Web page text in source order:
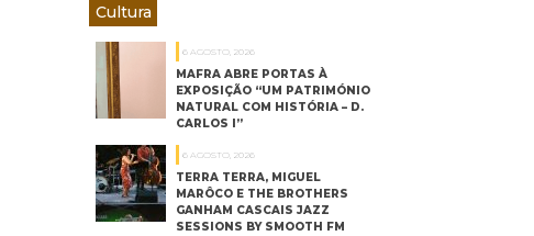
Cultura
6 AGOSTO, 2026
MAFRA ABRE PORTAS À
EXPOSIÇÃO “UM PATRIMÓNIO
NATURAL COM HISTÓRIA – D.
CARLOS I”
6 AGOSTO, 2026
TERRA TERRA, MIGUEL
MARÔCO E THE BROTHERS
GANHAM CASCAIS JAZZ
SESSIONS BY SMOOTH FM